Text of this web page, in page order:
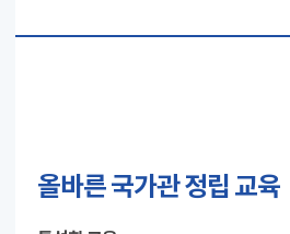
올바른 국가관 정립 교육